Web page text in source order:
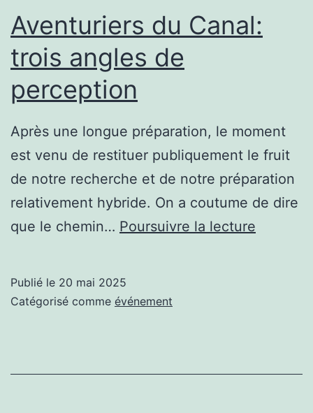
Aventuriers du Canal:
trois angles de
perception
Après une longue préparation, le moment
est venu de restituer publiquement le fruit
de notre recherche et de notre préparation
relativement hybride. On a coutume de dire
que le chemin… Poursuivre la lecture
Publié le 20 mai 2025
Catégorisé comme événement